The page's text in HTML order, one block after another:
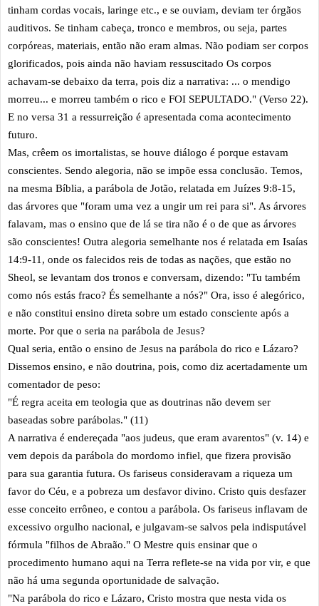
tinham cordas vocais, laringe etc., e se ouviam, deviam ter órgãos
auditivos. Se tinham cabeça, tronco e membros, ou seja, partes
corpóreas, materiais, então não eram almas. Não podiam ser corpos
glorificados, pois ainda não haviam ressuscitado Os corpos
achavam-se debaixo da terra, pois diz a narrativa: ... o mendigo
morreu... e morreu também o rico e FOI SEPULTADO." (Verso 22).
E no versa 31 a ressurreição é apresentada coma acontecimento
futuro.
Mas, crêem os imortalistas, se houve diálogo é porque estavam
conscientes. Sendo alegoria, não se impõe essa conclusão. Temos,
na mesma Bíblia, a parábola de Jotão, relatada em Juízes 9:8-15,
das árvores que "foram uma vez a ungir um rei para si". As árvores
falavam, mas o ensino que de lá se tira não é o de que as árvores
são conscientes! Outra alegoria semelhante nos é relatada em Isaías
14:9-11, onde os falecidos reis de todas as nações, que estão no
Sheol, se levantam dos tronos e conversam, dizendo: "Tu também
como nós estás fraco? És semelhante a nós?" Ora, isso é alegórico,
e não constitui ensino direta sobre um estado consciente após a
morte. Por que o seria na parábola de Jesus?
Qual seria, então o ensino de Jesus na parábola do rico e Lázaro?
Dissemos ensino, e não doutrina, pois, como diz acertadamente um
comentador de peso:
"É regra aceita em teologia que as doutrinas não devem ser
baseadas sobre parábolas." (11)
A narrativa é endereçada "aos judeus, que eram avarentos" (v. 14) e
vem depois da parábola do mordomo infiel, que fizera provisão
para sua garantia futura. Os fariseus consideravam a riqueza um
favor do Céu, e a pobreza um desfavor divino. Cristo quis desfazer
esse conceito errôneo, e contou a parábola. Os fariseus inflavam de
excessivo orgulho nacional, e julgavam-se salvos pela indisputável
fórmula "filhos de Abraão." O Mestre quis ensinar que o
procedimento humano aqui na Terra reflete-se na vida por vir, e que
não há uma segunda oportunidade de salvação.
"Na parábola do rico e Lázaro, Cristo mostra que nesta vida os